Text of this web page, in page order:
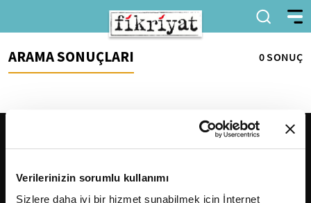
Verilerinizin sorumlu kullanımı
Sizlere daha iyi bir hizmet sunabilmek için İnternet
ARAMA SONUÇLARI 0 SONUÇ